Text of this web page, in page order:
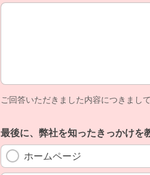
気づいたこと、気になったことは
ご回答いただきました内容につきまし
最後に、弊社を知ったきっかけを
ホームページ